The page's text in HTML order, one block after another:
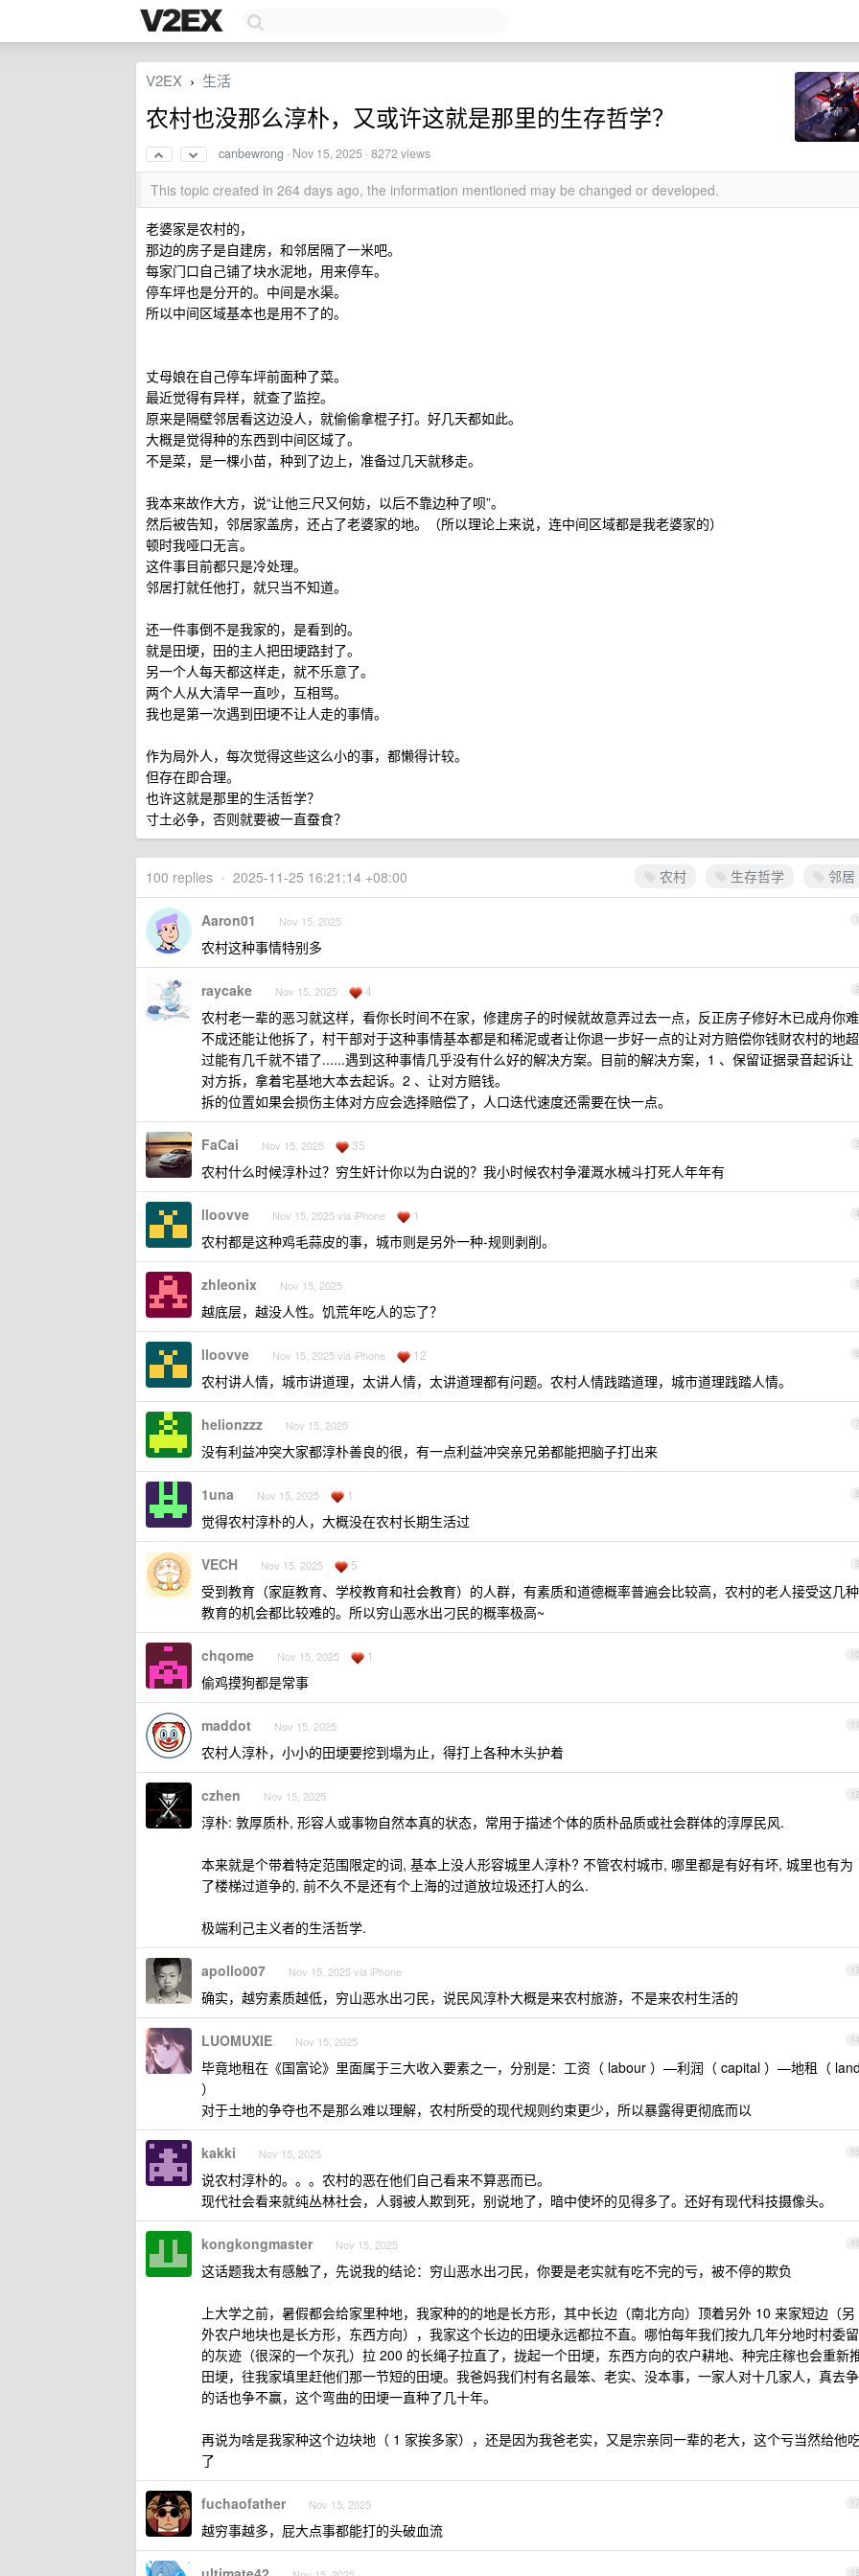
V2EX › 生活
农村也没那么淳朴，又或许这就是那里的生存哲学？
canbewrong · Nov 15, 2025 · 8272 views
This topic created in 264 days ago, the information mentioned may be changed or developed.
老婆家是农村的，
那边的房子是自建房，和邻居隔了一米吧。
每家门口自己铺了块水泥地，用来停车。
停车坪也是分开的。中间是水渠。
所以中间区域基本也是用不了的。
丈母娘在自己停车坪前面种了菜。
最近觉得有异样，就查了监控。
原来是隔壁邻居看这边没人，就偷偷拿棍子打。好几天都如此。
大概是觉得种的东西到中间区域了。
不是菜，是一棵小苗，种到了边上，准备过几天就移走。
我本来故作大方，说“让他三尺又何妨，以后不靠边种了呗”。
然后被告知，邻居家盖房，还占了老婆家的地。（所以理论上来说，连中间区域都是我老婆家的）
顿时我哑口无言。
这件事目前都只是冷处理。
邻居打就任他打，就只当不知道。
还一件事倒不是我家的，是看到的。
就是田埂，田的主人把田埂路封了。
另一个人每天都这样走，就不乐意了。
两个人从大清早一直吵，互相骂。
我也是第一次遇到田埂不让人走的事情。
作为局外人，每次觉得这些这么小的事，都懒得计较。
但存在即合理。
也许这就是那里的生活哲学？
寸土必争，否则就要被一直蚕食？
农村 生存哲学 邻居
100 replies • 2025-11-25 16:21:14 +08:00
1
Aaron01 Nov 15, 2025
农村这种事情特别多
2
raycake Nov 15, 2025 4
农村老一辈的恶习就这样，看你长时间不在家，修建房子的时候就故意弄过去一点，反正房子修好木已成舟你难
不成还能让他拆了，村干部对于这种事情基本都是和稀泥或者让你退一步好一点的让对方赔偿你钱财农村的地超
过能有几千就不错了......遇到这种事情几乎没有什么好的解决方案。目前的解决方案，1 、保留证据录音起诉让
对方拆，拿着宅基地大本去起诉。2 、让对方赔钱。
拆的位置如果会损伤主体对方应会选择赔偿了，人口迭代速度还需要在快一点。
3
FaCai Nov 15, 2025 35
农村什么时候淳朴过？穷生奸计你以为白说的？我小时候农村争灌溉水械斗打死人年年有
4
lloovve Nov 15, 2025 via iPhone 1
农村都是这种鸡毛蒜皮的事，城市则是另外一种-规则剥削。
5
zhleonix Nov 15, 2025
越底层，越没人性。饥荒年吃人的忘了？
6
lloovve Nov 15, 2025 via iPhone 12
农村讲人情，城市讲道理，太讲人情，太讲道理都有问题。农村人情践踏道理，城市道理践踏人情。
7
helionzzz Nov 15, 2025
没有利益冲突大家都淳朴善良的很，有一点利益冲突亲兄弟都能把脑子打出来
8
1una Nov 15, 2025 1
觉得农村淳朴的人，大概没在农村长期生活过
9
VECH Nov 15, 2025 5
受到教育（家庭教育、学校教育和社会教育）的人群，有素质和道德概率普遍会比较高，农村的老人接受这几种
教育的机会都比较难的。所以穷山恶水出刁民的概率极高~
10
chqome Nov 15, 2025 1
偷鸡摸狗都是常事
11
maddot Nov 15, 2025
农村人淳朴，小小的田埂要挖到塌为止，得打上各种木头护着
12
czhen Nov 15, 2025
淳朴: 敦厚质朴, 形容人或事物自然本真的状态，常用于描述个体的质朴品质或社会群体的淳厚民风.
本来就是个带着特定范围限定的词, 基本上没人形容城里人淳朴? 不管农村城市, 哪里都是有好有坏, 城里也有为
了楼梯过道争的, 前不久不是还有个上海的过道放垃圾还打人的么.
极端利己主义者的生活哲学.
13
apollo007 Nov 15, 2025 via iPhone
确实，越穷素质越低，穷山恶水出刁民，说民风淳朴大概是来农村旅游，不是来农村生活的
14
LUOMUXIE Nov 15, 2025
毕竟地租在《国富论》里面属于三大收入要素之一，分别是：工资（ labour ）—利润（ capital ）—地租（ land
）
对于土地的争夺也不是那么难以理解，农村所受的现代规则约束更少，所以暴露得更彻底而以
15
kakki Nov 15, 2025
说农村淳朴的。。。农村的恶在他们自己看来不算恶而已。
现代社会看来就纯丛林社会，人弱被人欺到死，别说地了，暗中使坏的见得多了。还好有现代科技摄像头。
16
kongkongmaster Nov 15, 2025
这话题我太有感触了，先说我的结论：穷山恶水出刁民，你要是老实就有吃不完的亏，被不停的欺负
上大学之前，暑假都会给家里种地，我家种的的地是长方形，其中长边（南北方向）顶着另外 10 来家短边（另
外农户地块也是长方形，东西方向），我家这个长边的田埂永远都拉不直。哪怕每年我们按九几年分地时村委留
的灰迹（很深的一个灰孔）拉 200 的长绳子拉直了，拢起一个田埂，东西方向的农户耕地、种完庄稼也会重新
田埂，往我家填里赶他们那一节短的田埂。我爸妈我们村有名最笨、老实、没本事，一家人对十几家人，真去争
的话也争不赢，这个弯曲的田埂一直种了几十年。
再说为啥是我家种这个边块地（ 1 家挨多家），还是因为我爸老实，又是宗亲同一辈的老大，这个亏当然给他
了
17
fuchaofather Nov 15, 2025
越穷事越多，屁大点事都能打的头破血流
18